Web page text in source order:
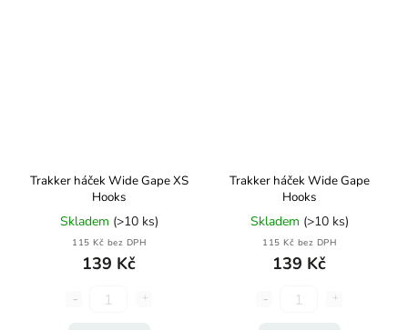
Trakker háček Wide Gape XS
Hooks
Skladem (>10 ks)
115 Kč bez DPH
139 Kč
Trakker háček Wide Gape
Hooks
Skladem (>10 ks)
115 Kč bez DPH
139 Kč